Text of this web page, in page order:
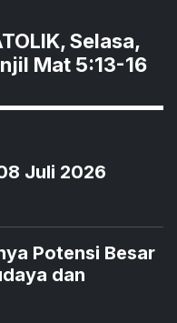
Selasa,
Mat 5:13-16
Juli 2026
Potensi Besar
dan